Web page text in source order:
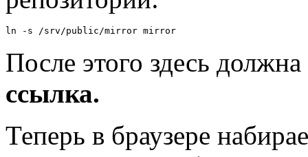
ln -s /srv/public/mirror mirror
После этого здесь
ссылка.
Теперь в браузере